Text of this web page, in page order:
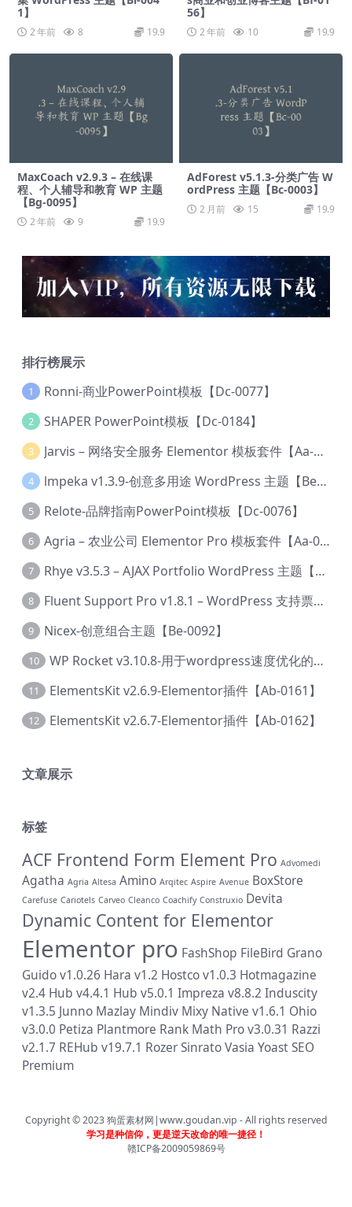
1】
2 年前 8 19.9
56】
2 年前 10 19.9
MaxCoach v2.9.3 – 在线课
程、个人辅导和教育 WP 主题
【Bg-0095】
2 年前 9 19.9
AdForest v5.1.3-分类广告 W
ordPress 主题【Bc-0003】
2 月前 15 19.9
排行榜展示
1 Ronni-商业PowerPoint模板【Dc-0077】
2 SHAPER PowerPoint模板【Dc-0184】
3 Jarvis – 网络安全服务 Elementor 模板套件【Aa-0035】
4 lmpeka v1.3.9-创意多用途 WordPress 主题【Be-0064】
5 Relote-品牌指南PowerPoint模板【Dc-0076】
6 Agria – 农业公司 Elementor Pro 模板套件【Aa-0003】
7 Rhye v3.5.3 – AJAX Portfolio WordPress 主题【Bi-0049】
8 Fluent Support Pro v1.8.1 – WordPress 支持票务系统【Cc-0041】
9 Nicex-创意组合主题【Be-0092】
10 WP Rocket v3.10.8-用于wordpress速度优化的缓存加速插件【Cd-0019】
11 ElementsKit v2.6.9-Elementor插件【Ab-0161】
12 ElementsKit v2.6.7-Elementor插件【Ab-0162】
文章展示
标签
ACF Frontend Form Element Pro Advomedi
Agatha Agria Altesa Amino Arqitec Aspire Avenue BoxStore
Carefuse Cariotels Carveo Cleanco Coachify Construxio Devita
Dynamic Content for Elementor
Elementor pro FashShop FileBird Grano
Guido v1.0.26 Hara v1.2 Hostco v1.0.3 Hotmagazine
v2.4 Hub v4.4.1 Hub v5.0.1 Impreza v8.8.2 Induscity
v1.3.5 Junno Mazlay Mindiv Mixy Native v1.6.1 Ohio
v3.0.0 Petiza Plantmore Rank Math Pro v3.0.31 Razzi
v2.1.7 REHub v19.7.1 RozerSinratoVasia Yoast SEO
Premium
Copyright © 2023狗蛋素材网|www.goudan.vip - All rights reserved
学习是种信仰，更是逆天改命的唯一捷径！
赣ICP备2009059869号